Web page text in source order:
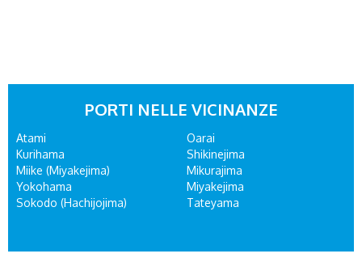
PORTI NELLE VICINANZE
Atami
Kurihama
Miike (Miyakejima)
Yokohama
Sokodo (Hachijojima)
Oarai
Shikinejima
Mikurajima
Miyakejima
Tateyama